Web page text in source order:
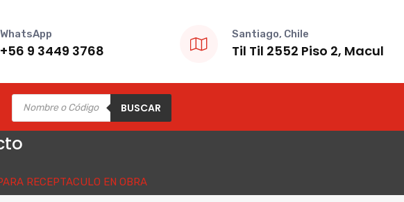
WhatsApp
+56 9 3449 3768
Santiago, Chile
Til Til 2552 Piso 2, Macul
Products
search
BUSCAR
RECEPTACULO EN OBRA